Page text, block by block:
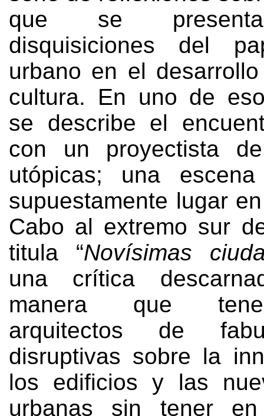
que se
disquisiciones del
urbano en el
cultura. En uno de
se describe el
con un proyectista
utópicas; una
supuestamente lugar
Cabo al extremo sur
titula “Novísimas
una crítica
manera que
arquitectos de
disruptivas sobre la
los edificios y las
urbanas sin tener